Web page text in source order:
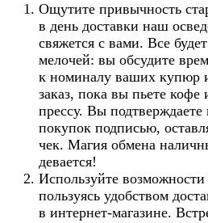
Ощутите привычность
в день доставки наш
свяжется с вами. Все
мелочей: вы обсудите
к номиналу ваших купюр
заказ, пока вы пьете
прессу. Вы
покупок подписью,
чек. Магия обмена
девается!
Используйте
пользуясь удобством
в интернет-магазине.